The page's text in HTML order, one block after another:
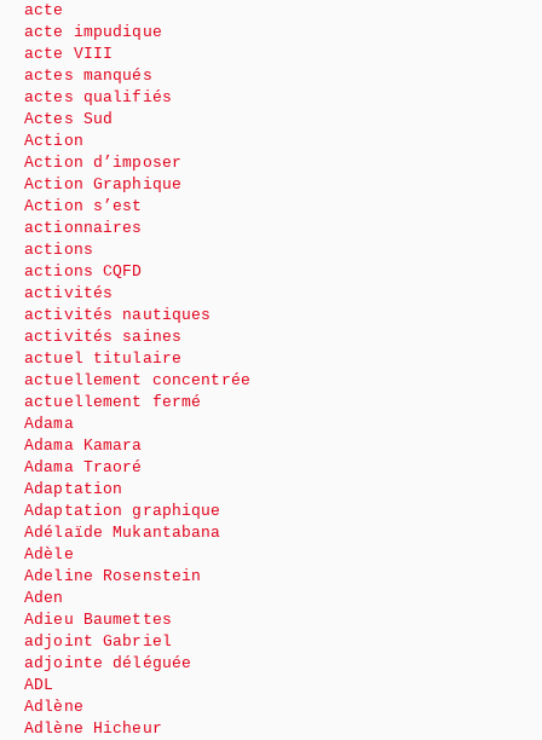
acte
acte impudique
acte VIII
actes manqués
actes qualifiés
Actes Sud
Action
Action d’imposer
Action Graphique
Action s’est
actionnaires
actions
actions CQFD
activités
activités nautiques
activités saines
actuel titulaire
actuellement concentrée
actuellement fermé
Adama
Adama Kamara
Adama Traoré
Adaptation
Adaptation graphique
Adélaïde Mukantabana
Adèle
Adeline Rosenstein
Aden
Adieu Baumettes
adjoint Gabriel
adjointe déléguée
ADL
Adlène
Adlène Hicheur